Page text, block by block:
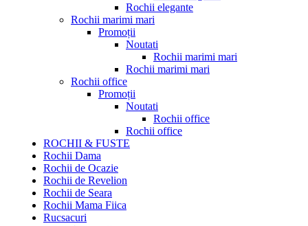
Rochii elegante
Rochii marimi mari
Promoții
Noutati
Rochii marimi mari
Rochii marimi mari
Rochii office
Promoții
Noutati
Rochii office
Rochii office
ROCHII & FUSTE
Rochii Dama
Rochii de Ocazie
Rochii de Revelion
Rochii de Seara
Rochii Mama Fiica
Rucsacuri